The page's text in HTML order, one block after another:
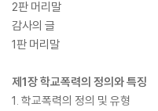
2판 머리말
감사의 글
1판 머리말
제1장 학교폭력의 정의와 특징
1. 학교폭력의 정의 및 유형